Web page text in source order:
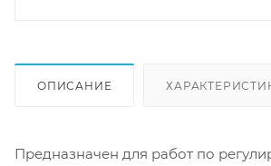
ОПИСАНИЕ
Предназначен для работ по